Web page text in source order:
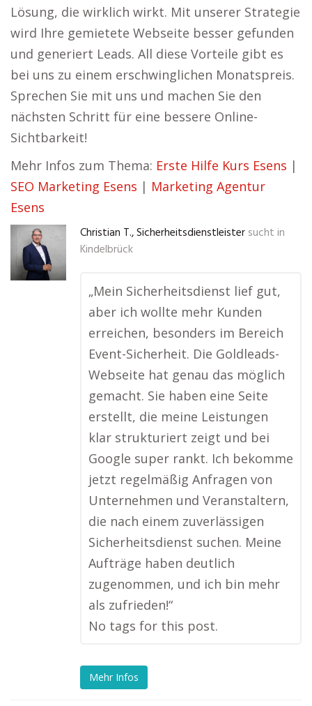
Lösung, die wirklich wirkt. Mit unserer Strategie
wird Ihre gemietete Webseite besser gefunden
und generiert Leads. All diese Vorteile gibt es
bei uns zu einem erschwinglichen Monatspreis.
Sprechen Sie mit uns und machen Sie den
nächsten Schritt für eine bessere Online-
Sichtbarkeit!
Mehr Infos zum Thema: Erste Hilfe Kurs Esens |
SEO Marketing Esens | Marketing Agentur
Esens
Christian T., Sicherheitsdienstleister sucht in
Kindelbrück
„Mein Sicherheitsdienst lief gut,
aber ich wollte mehr Kunden
erreichen, besonders im Bereich
Event-Sicherheit. Die Goldleads-
Webseite hat genau das möglich
gemacht. Sie haben eine Seite
erstellt, die meine Leistungen
klar strukturiert zeigt und bei
Google super rankt. Ich bekomme
jetzt regelmäßig Anfragen von
Unternehmen und Veranstaltern,
die nach einem zuverlässigen
Sicherheitsdienst suchen. Meine
Aufträge haben deutlich
zugenommen, und ich bin mehr
als zufrieden!“
No tags for this post.
Mehr Infos